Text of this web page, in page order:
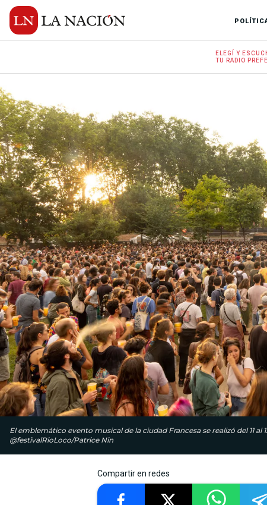
ELEGÍ Y
TU RADIO
El emblemático evento musical de la ciudad Francesa se realizó del 11
@festivalRioLoco/Patrice Nin
Compartir en redes